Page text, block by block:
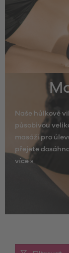
Naše hůlkové
působivou
masáži pro
přejete
více »